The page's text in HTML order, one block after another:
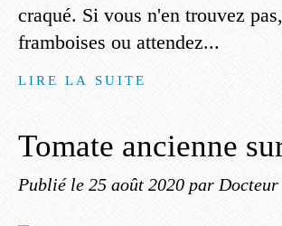
craqué. Si vous n'en trouvez
framboises ou attendez...
LIRE LA SUITE
Tomate ancienne
Publié le 25 août 2020 par